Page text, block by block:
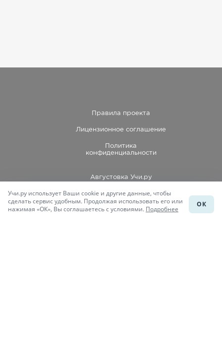
Правила проекта
Лицензионное соглашение
Политика
конфиденциальности
Августовка Учи.ру
Каталог школ
Подготовка к уроку
Учи.ру использует Ваши cookie и другие данные, чтобы
сделать сервис удобным. Продолжая использовать его или
нажимая «ОК», Вы соглашаетесь с условиями. Подробнее
ОК